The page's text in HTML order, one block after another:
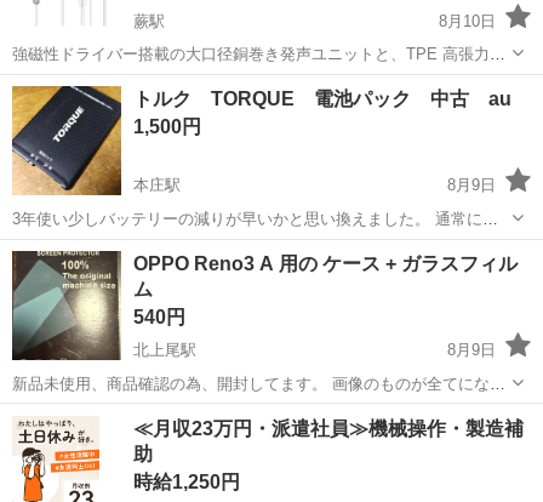
蕨駅
8月10日
強磁性ドライバー搭載の大口径銅巻き発声ユニットと、TPE 高張力引
張り材料で保護された無酸素銅芯ケーブルにより、Hi-Fi クオリティの
音質を実現。バッテリー残量心配なし、信号妨害や断線・カクつきも
ない、原始的だが確実な聴き...
埼玉 蕨市 蕨駅 イヤホン
トルク TORQUE 電池パック 中古 au
1,500円
本庄駅
8月9日
3年使い少しバッテリーの減りが早いかと思い換えました。 通常には
使えますので気にされない方や予備にいかがでしょうか？ 購入後に他
で出されても構いません。
埼玉 本庄市
OPPO Reno3 A 用の ケース + ガラスフィル
ム
540円
北上尾駅
8月9日
新品未使用、商品確認の為、開封してます。 画像のものが全てになり
ます。 過度なお値引きには応じられません。 柔軟 TPU カバー 全透明
散熱加工 黄変しにくい 日本旭硝子製 フィルム 強化ガラス 硬度9H 高
透過率 飛...
埼玉 上尾市 北上尾駅 携帯アクセサリー OPPO
≪月収23万円・派遣社員≫機械操作・製造補
助
時給1,250円